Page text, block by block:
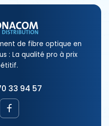
de fibre optique en
: La qualité pro à prix
33 94 57